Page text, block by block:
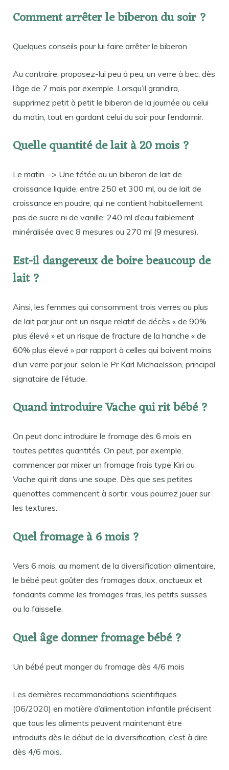
Comment arrêter le biberon du soir ?
Quelques conseils pour lui faire arrêter le biberon
Au contraire, proposez-lui peu à peu, un verre à bec, dès
l’âge de 7 mois par exemple. Lorsqu’il grandira,
supprimez petit à petit le biberon de la journée ou celui
du matin, tout en gardant celui du soir pour l’endormir.
Quelle quantité de lait à 20 mois ?
Le matin. -> Une tétée ou un biberon de lait de
croissance liquide, entre 250 et 300 ml, ou de lait de
croissance en poudre, qui ne contient habituellement
pas de sucre ni de vanille: 240 ml d’eau faiblement
minéralisée avec 8 mesures ou 270 ml (9 mesures).
Est-il dangereux de boire beaucoup de
lait ?
Ainsi, les femmes qui consomment trois verres ou plus
de lait par jour ont un risque relatif de décès « de 90%
plus élevé » et un risque de fracture de la hanche « de
60% plus élevé » par rapport à celles qui boivent moins
d’un verre par jour, selon le Pr Karl Michaelsson, principal
signataire de l’étude.
Quand introduire Vache qui rit bébé ?
On peut donc introduire le fromage dès 6 mois en
toutes petites quantités. On peut, par exemple,
commencer par mixer un fromage frais type Kiri ou
Vache qui rit dans une soupe. Dès que ses petites
quenottes commencent à sortir, vous pourrez jouer sur
les textures.
Quel fromage à 6 mois ?
Vers 6 mois, au moment de la diversification alimentaire,
le bébé peut goûter des fromages doux, onctueux et
fondants comme les fromages frais, les petits suisses
ou la faisselle.
Quel âge donner fromage bébé ?
Un bébé peut manger du fromage dès 4/6 mois
Les dernières recommandations scientifiques
(06/2020) en matière d’alimentation infantile précisent
que tous les aliments peuvent maintenant être
introduits dès le début de la diversification, c’est à dire
dès 4/6 mois.